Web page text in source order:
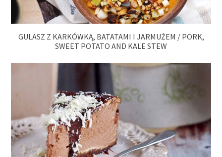
GULASZ Z KARKÓWKĄ, BATATAMI I JARMUŻEM / PORK,
SWEET POTATO AND KALE STEW